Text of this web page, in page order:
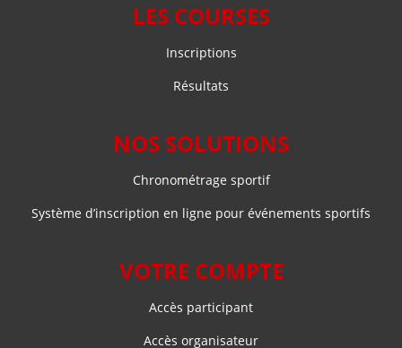
LES COURSES
Inscriptions
Résultats
NOS SOLUTIONS
Chronométrage sportif
Système d’inscription en ligne pour événements sportifs
VOTRE COMPTE
Accès participant
Accès organisateur